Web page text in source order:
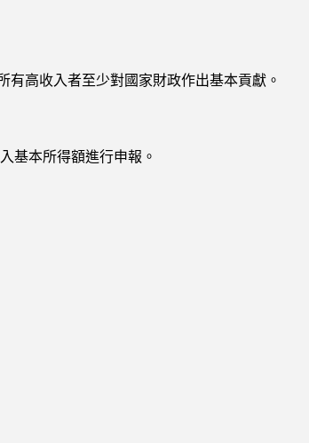
高收入者至少對國家財政作出基本貢獻。
基本所得額進行申報。